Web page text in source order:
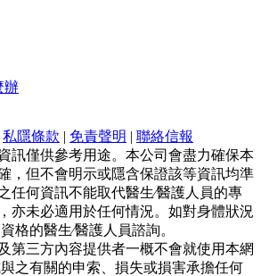
辦
私隱條款 | 免責聲明 | 聯絡信報
訊僅供參考用途。本公司會盡力確保本
，但不會明示或隱含保證該等資訊均準
任何資訊不能取代醫生∕醫護人員的專
亦未必適用於任何情況。如對身體狀況
格的醫生∕醫護人員諮詢。
第三方內容提供者一概不會就使用本網
之有關的申索、損失或損害承擔任何